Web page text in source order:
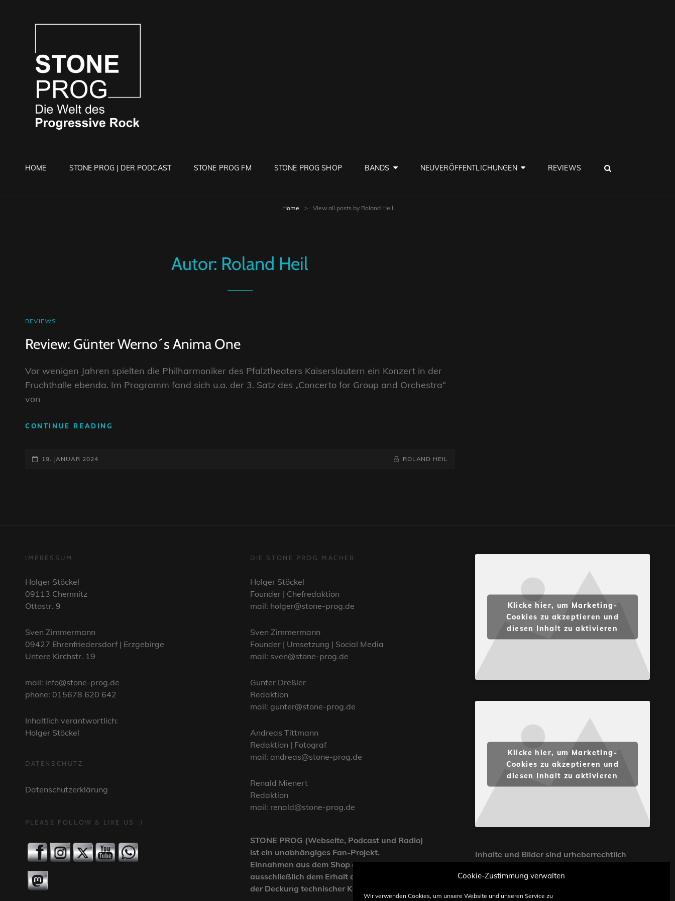
Cookie-Zustimmung verwalten
Wir verwenden Cookies, um unsere Website und unseren Service zu
HOME STONE PROG | DER PODCAST STONE PROG FM STONE PROG SHOP BANDS NEUVERÖFFENTLICHUNGEN REVIEWS
Home > View all posts by Roland Heil
Autor: Roland Heil
CAT
REVIEWS
Review: Günter Werno´s Anima One
Vor wenigen Jahren spielten die Philharmoniker des Pfalztheaters Kaiserslautern ein Konzert in der
Fruchthalle ebenda. Im Programm fand sich u.a. der 3. Satz des „Concerto for Group and Orchestra“
von
CONTINUE READING
POSTED-
19. JANUAR 2024
BY
BYLINEROLAND HEIL
IMPRESSUM
Holger Stöckel
09113 Chemnitz
Ottostr. 9
Sven Zimmermann
09427 Ehrenfriedersdorf | Erzgebirge
Untere Kirchstr. 19
mail: info@stone-prog.de
phone: 015678 620 642
Inhaltlich verantwortlich:
Holger Stöckel
DATENSCHUTZ
Datenschutzerklärung
PLEASE FOLLOW & LIKE US :)
DIE STONE PROG MACHER
Holger Stöckel
Founder | Chefredaktion
mail: holger@stone-prog.de
Sven Zimmermann
Founder | Umsetzung | Social Media
mail: sven@stone-prog.de
Gunter Dreßler
Redaktion
mail: gunter@stone-prog.de
Andreas Tittmann
Redaktion | Fotograf
mail: andreas@stone-prog.de
Renald Mienert
Redaktion
mail: renald@stone-prog.de
STONE PROG (Webseite, Podcast und Radio)
ist ein unabhängiges Fan-Projekt.
Einnahmen aus dem Shop dienen
ausschließlich dem Erhalt der Webseite und
der Deckung technischer Kosten.
Klicke hier, um Marketing-
Cookies zu akzeptieren und
diesen Inhalt zu aktivieren
Klicke hier, um Marketing-
Cookies zu akzeptieren und
diesen Inhalt zu aktivieren
Inhalte und Bilder sind urheberrechtlich
Zustimmung von STONE PROG.